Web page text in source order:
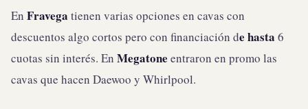
En Fravega tienen varias opciones en cavas con
descuentos algo cortos pero con financiación de hasta 6
cuotas sin interés. En Megatone entraron en promo las
cavas que hacen Daewoo y Whirlpool.